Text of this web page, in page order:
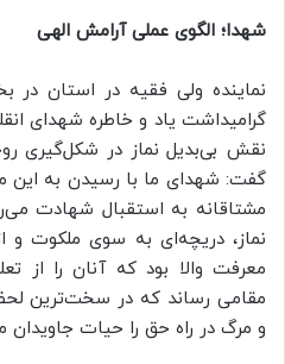
شهدا؛ الگوی عملی آرامش الهی
نماینده ولی فقیه در استان
گرامیداشت یاد و خاطره شهدای
نقش بی‌بدیل نماز در شکل‌گیری
گفت: شهدای ما با رسیدن به این
مشتاقانه به استقبال شهادت
نماز، دریچه‌ای به سوی ملکوت و
معرفت والا بود که آنان را از
مقامی رساند که در سخت‌ترین
و مرگ در راه حق را حیات جاویدان